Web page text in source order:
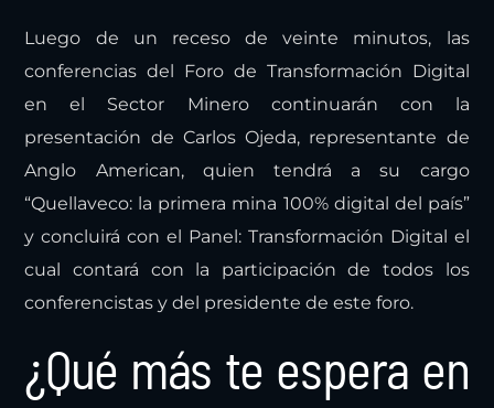
tecnología: ejemplos de aplicación”.
Luego de un receso de veinte minutos, las
conferencias del Foro de Transformación Digital
en el Sector Minero continuarán con la
presentación de Carlos Ojeda, representante de
Anglo American, quien tendrá a su cargo
“Quellaveco: la primera mina 100% digital del país”
y concluirá con el Panel: Transformación Digital el
conferencistas y del presidente de este foro.